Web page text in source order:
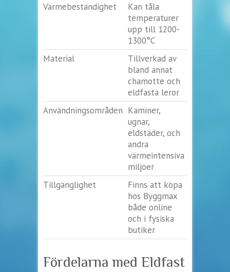
Värmebeständighet
Kan tåla
temperaturer
upp till 1200-
1300°C
Material
Tillverkad av
bland annat
chamotte och
eldfasta leror
Användningsområden Kaminer,
ugnar,
eldstäder, och
andra
värmeintensiva
miljöer
Tillgänglighet
Finns att köpa
hos Byggmax
både online
och i fysiska
butiker
Fördelarna med Eldfast